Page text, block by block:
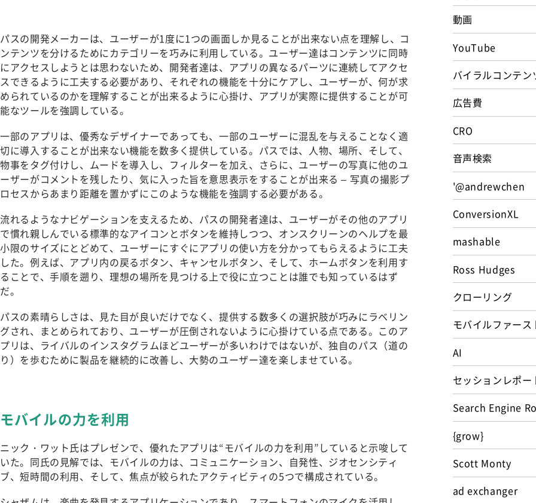
パスの開発メーカーは、ユーザーが1度に1つの画面しか見ることが出来ない点を理解し、コ
ンテンツを分けるためにカテゴリーを巧みに利用している。ユーザー達はコンテンツに同時
にアクセスしようとは思わないため、開発者達は、アプリの異なるパーツに連続してアクセ
スできるように工夫する必要があり、それぞれの機能を十分にケアし、ユーザーが、何が求
められているのかを理解することが出来るように心掛け、アプリが実際に提供することが可
能なツールを強調している。
一部のアプリは、優秀なデザイナーであっても、一部のユーザーに混乱を与えることなく適
切に導入することが出来ない機能を数多く提供している。パスでは、人物、場所、そして、
物事をタグ付けし、ムードを導入し、フィルターを加え、さらに、ユーザーの写真に他のユ
ーザーがコメントを残したり、気に入った旨を意思表示をすることが出来る – 写真の撮影プ
ロセスからあまり距離を置かずにこのような機能を強調する必要がある。
流れるようなナビゲーションを支えるため、パスの開発者達は、ユーザーがその他のアプリ
で慣れ親しんでいる標準的なアイコンとボタンを維持しつつ、オンスクリーンのヘルプを最
小限のサイズにとどめて、ユーザーにすぐにアプリの使い方を分かってもらえるように工夫
した。例えば、アプリ内の戻るボタン、キャンセルボタン、そして、ホームボタンを利用す
ることで、手順を遡り、理想の場所を見つける上で役に立つことは誰でも知っているはず
だ。
パスの素晴らしさは、見た目が良いだけでなく、提供する数多くの選択肢が巧みにラベリン
グされ、まとめられており、ユーザーが圧倒されないように心掛けている点である。このア
プリは、ライバルのインスタグラムほどユーザーが多いわけではないが、独自のパス（道の
り）を歩むために製品を継続的に改善し、大勢のユーザー達を楽しませている。
モバイルの力を利用
ニック・ワット氏はプレゼンで、優れたアプリは“モバイルの力を利用”していると示唆して
いた。同氏の見解では、モバイルの力は、コミュニケーション、自発性、ジオセンシティ
ブ、短時間の利用、そして、焦点が絞られたアクティビティの5つで構成されている。
動画
YouTube
バイラルコンテン
広告費
CRO
音声検索
'@andrewchen
ConversionXL
mashable
Ross Hudges
クローリング
モバイルファー
AI
セッションレポー
Search Engine
{grow}
Scott Monty
ad exchanger